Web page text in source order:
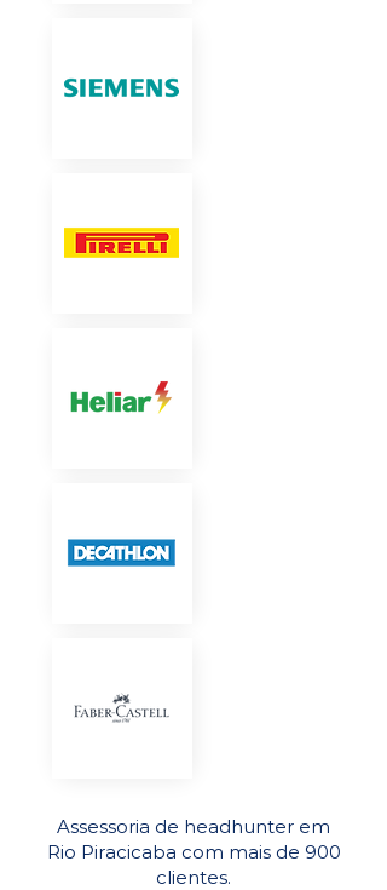
Assessoria de headhunter em
Rio Piracicaba com mais de 900
clientes.